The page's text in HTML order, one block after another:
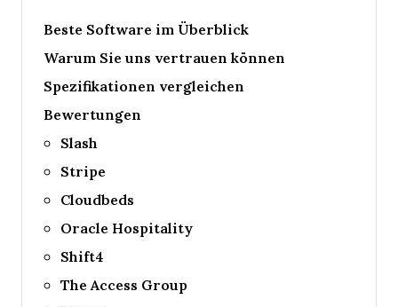
Beste Software im Überblick
Warum Sie uns vertrauen können
Spezifikationen vergleichen
Bewertungen
Slash
Stripe
Cloudbeds
Oracle Hospitality
Shift4
The Access Group